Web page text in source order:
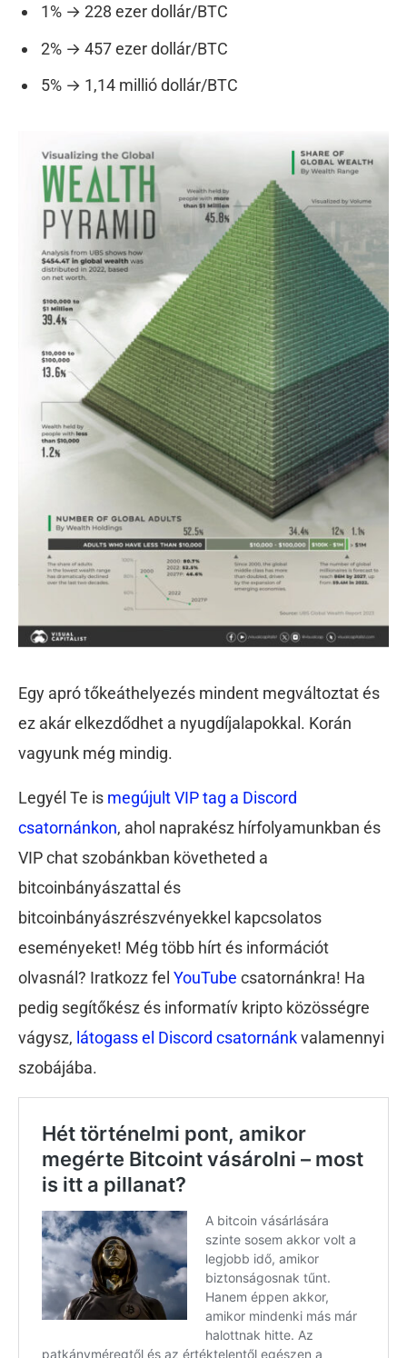
1% → 228 ezer dollár/BTC
2% → 457 ezer dollár/BTC
5% → 1,14 millió dollár/BTC
Egy apró tőkeáthelyezés mindent megváltoztat és
ez akár elkezdődhet a nyugdíjalapokkal. Korán
vagyunk még mindig.
Legyél Te is megújult VIP tag a Discord
csatornánkon, ahol naprakész hírfolyamunkban és
VIP chat szobánkban követheted a
bitcoinbányászattal és
bitcoinbányászrészvényekkel kapcsolatos
eseményeket! Még több hírt és információt
olvasnál? Iratkozz fel YouTube csatornánkra! Ha
pedig segítőkész és informatív kripto közösségre
vágysz, látogass el Discord csatornánkvalamennyi
szobájába.